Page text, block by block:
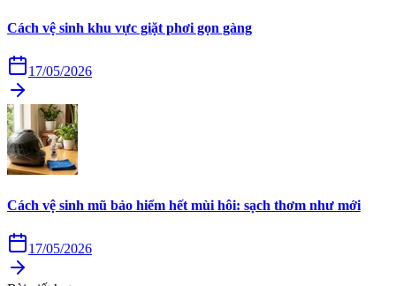
Cách vệ sinh khu vực giặt phơi gọn gàng
17/05/2026
Cách vệ sinh mũ bảo hiểm hết mùi hôi: sạch thơm như mới
17/05/2026